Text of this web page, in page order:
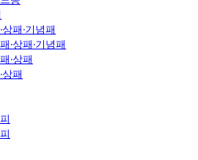
패·기념패
·상패·기념패
·상패
패